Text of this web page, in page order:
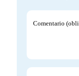
Comentario